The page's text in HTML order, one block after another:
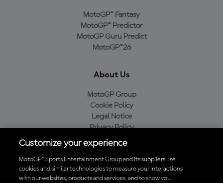
MotoGP™ Fantasy
MotoGP™ Predictor
MotoGP Guru Predict
MotoGP™26
About Us
MotoGP Group
Cookie Policy
Legal Notice
Privacy Policy
Purchase Policy
Baixe o aplicativo oficial da MotoGP™
Customize your experience
MotoGP™ Sports Entertainment Group and its suppliers use
cookies and similar technologies to measure your interactions
with our websites, products and services, and to show you